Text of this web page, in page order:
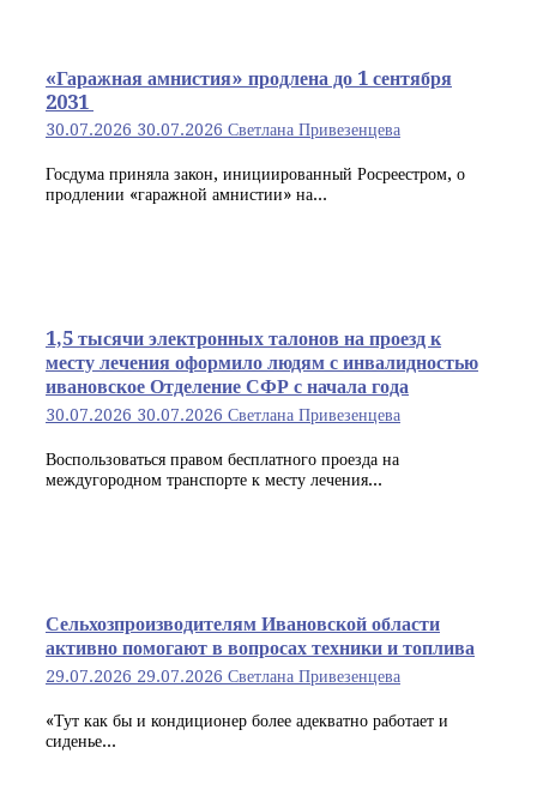
«Гаражная амнистия» продлена до 1 сентября
2031
30.07.2026 30.07.2026 Светлана Привезенцева
Госдума приняла закон, инициированный Росреестром, о
продлении «гаражной амнистии» на...
1,5 тысячи электронных талонов на проезд к
месту лечения оформило людям с инвалидностью
ивановское Отделение СФР с начала года
30.07.2026 30.07.2026 Светлана Привезенцева
Воспользоваться правом бесплатного проезда на
междугородном транспорте к месту лечения...
Сельхозпроизводителям Ивановской области
активно помогают в вопросах техники и топлива
29.07.2026 29.07.2026 Светлана Привезенцева
«Тут как бы и кондиционер более адекватно работает и
сиденье...